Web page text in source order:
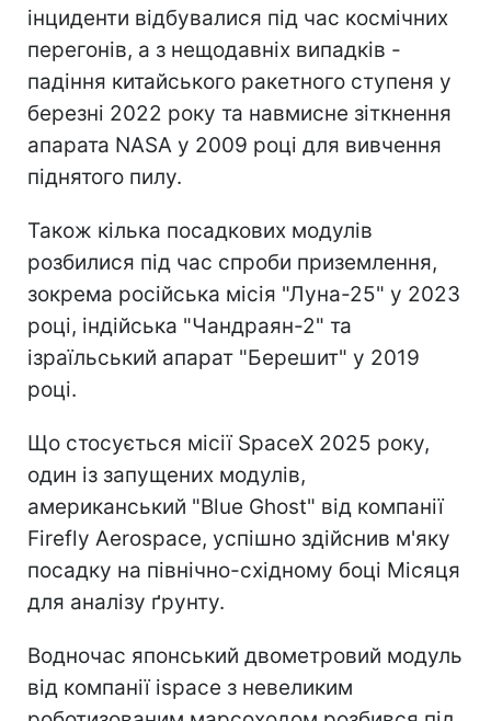
інциденти відбувалися під час космічних
перегонів, а з нещодавніх випадків -
падіння китайського ракетного ступеня у
березні 2022 року та навмисне зіткнення
апарата NASA у 2009 році для вивчення
піднятого пилу.
Також кілька посадкових модулів
розбилися під час спроби приземлення,
зокрема російська місія "Луна-25" у 2023
році, індійська "Чандраян-2" та
ізраїльський апарат "Берешит" у 2019
році.
Що стосується місії SpaceX 2025 року,
один із запущених модулів,
американський "Blue Ghost" від компанії
Firefly Aerospace, успішно здійснив м'яку
посадку на північно-східному боці Місяця
для аналізу ґрунту.
Водночас японський двометровий модуль
від компанії ispace з невеликим